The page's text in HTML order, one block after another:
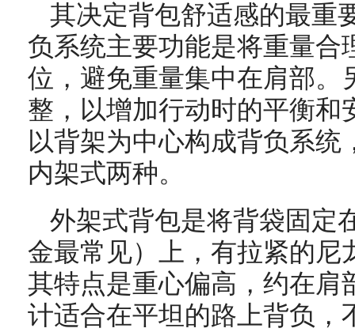
其决定背包舒适感的最重
负系统主要功能是将重量合
位，避免重量集中在肩部。
整，以增加行动时的平衡和
以背架为中心构成背负系
内架式两种。
外架式背包是将背袋固定
金最常见）上，有拉紧的尼
其特点是重心偏高，约在肩
计适合在平坦的路上背负，